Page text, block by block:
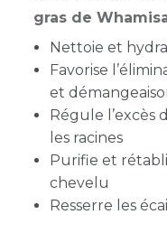
gras de
Nettoie et
Favorise
et
Régule l’excès
les racines
Purifie et
chevelu
Resserre les